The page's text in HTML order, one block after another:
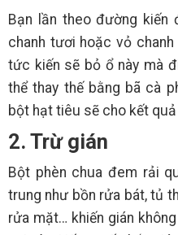
Bạn lần theo đường kiến
chanh tươi hoặc vỏ
tức kiến sẽ bỏ ổ này mà
thể thay thế bằng bã cà
bột hạt tiêu sẽ cho kết
2. Trừ gián
Bột phèn chua đem rải
trung như bồn rửa bát, tủ
rửa mặt… khiến gián